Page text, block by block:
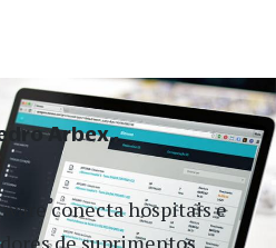
conecta hospitais e
de suprimentos
Arbex